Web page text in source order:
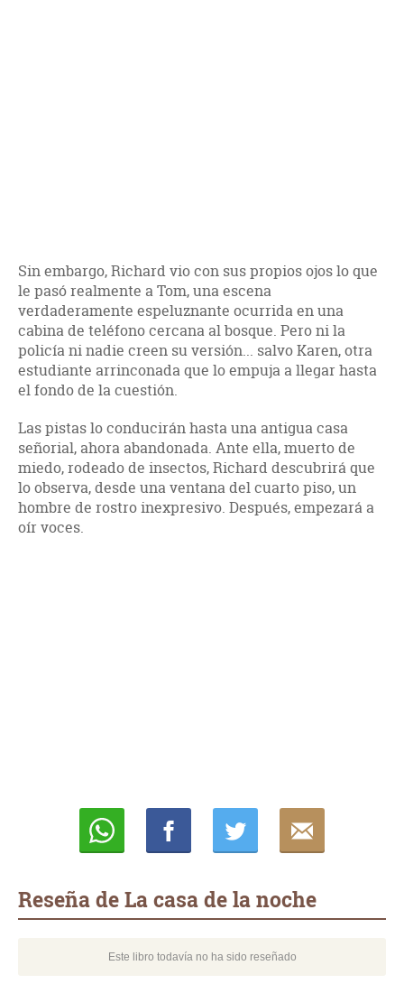
Sin embargo, Richard vio con sus propios ojos lo que
le pasó realmente a Tom, una escena
verdaderamente espeluznante ocurrida en una
cabina de teléfono cercana al bosque. Pero ni la
policía ni nadie creen su versión... salvo Karen, otra
estudiante arrinconada que lo empuja a llegar hasta
el fondo de la cuestión.
Las pistas lo conducirán hasta una antigua casa
señorial, ahora abandonada. Ante ella, muerto de
miedo, rodeado de insectos, Richard descubrirá que
lo observa, desde una ventana del cuarto piso, un
hombre de rostro inexpresivo. Después, empezará a
oír voces.
Reseña de La casa de la noche
Este libro todavía no ha sido reseñado